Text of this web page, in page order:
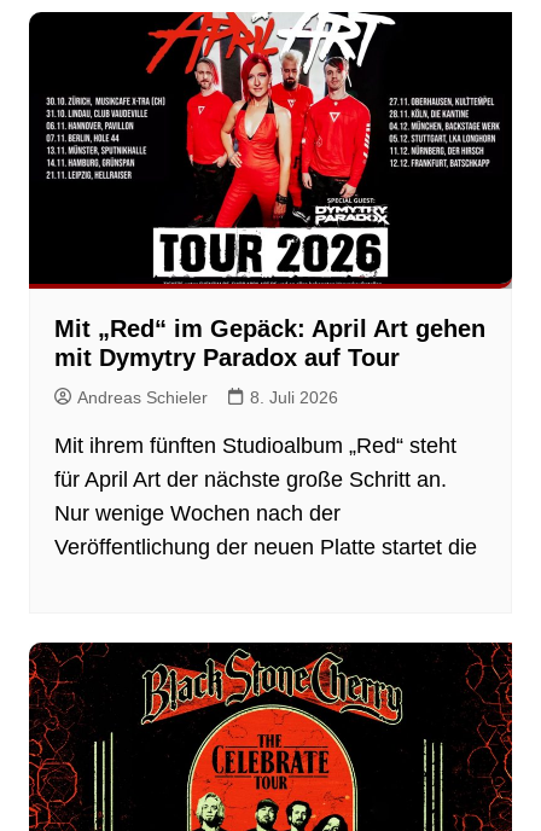
Mit „Red“ im Gepäck: April Art gehen
mit Dymytry Paradox auf Tour
Andreas Schieler 8. Juli 2026
Mit ihrem fünften Studioalbum „Red“ steht
für April Art der nächste große Schritt an.
Nur wenige Wochen nach der
Veröffentlichung der neuen Platte startet die